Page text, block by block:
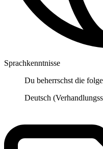
Sprachkenntnisse
Du beherrschst die
Deutsch